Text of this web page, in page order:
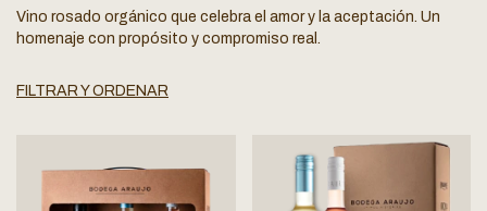
Vino rosado orgánico que celebra el amor y la aceptación. Un
homenaje con propósito y compromiso real.
FILTRAR Y ORDENAR